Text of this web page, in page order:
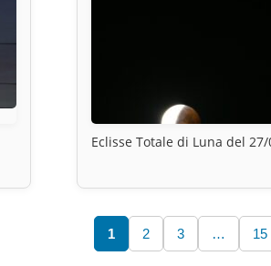
Eclisse Totale di Luna del
1 2 3 … 15